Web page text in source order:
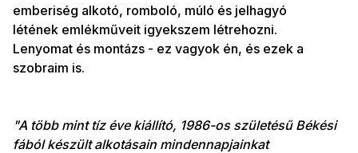
emberiség alkotó, romboló, múló és jelhagyó
létének emlékműveit igyekszem létrehozni.
Lenyomat és montázs - ez vagyok én, és ezek a
szobraim is.
"A több mint tíz éve kiállító, 1986-os születésű Békési
fából készült alkotásain mindennapjainkat